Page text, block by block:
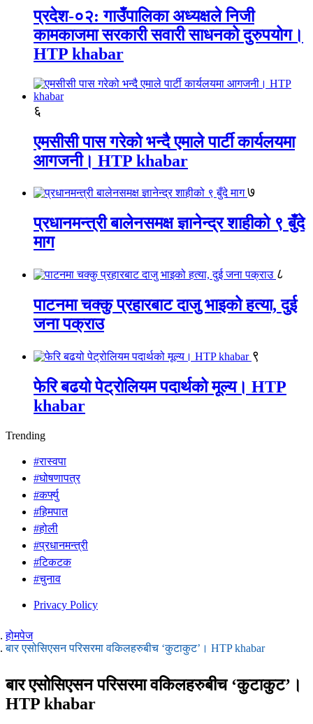
प्रदेश-०२: गाउँपालिका अध्यक्षले निजी
कामकाजमा सरकारी सवारी साधनको दुरुपयोग।
HTP khabar
६
एमसीसी पास गरेको भन्दै एमाले पार्टी कार्यलयमा
आगजनी। HTP khabar
७
प्रधानमन्त्री बालेनसमक्ष ज्ञानेन्द्र शाहीको ९ बुँदे
माग
८
पाटनमा चक्कु प्रहारबाट दाजु भाइको हत्या, दुई
जना पक्राउ
९
फेरि बढयो पेट्रोलियम पदार्थको मूल्य। HTP
khabar
Trending
#रास्वपा
#घोषणापत्र
#कर्फ्यु
#हिमपात
#होली
#प्रधानमन्त्री
#टिकटक
#चुनाव
Privacy Policy
होमपेज
बार एसोसिएसन परिसरमा वकिलहरुबीच ‘कुटाकुट’। HTP khabar
बार एसोसिएसन परिसरमा वकिलहरुबीच ‘कुटाकुट’।
HTP khabar